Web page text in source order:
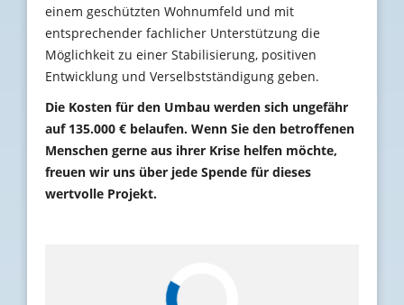
einem geschützten Wohnumfeld und mit
entsprechender fachlicher Unterstützung die
Möglichkeit zu einer Stabilisierung, positiven
Entwicklung und Verselbstständigung geben.
Die Kosten für den Umbau werden sich ungefähr
auf 135.000 € belaufen. Wenn Sie den betroffenen
Menschen gerne aus ihrer Krise helfen möchte,
freuen wir uns über jede Spende für dieses
wertvolle Projekt.